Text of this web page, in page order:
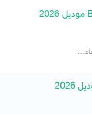
شركة ظباء للسيارات